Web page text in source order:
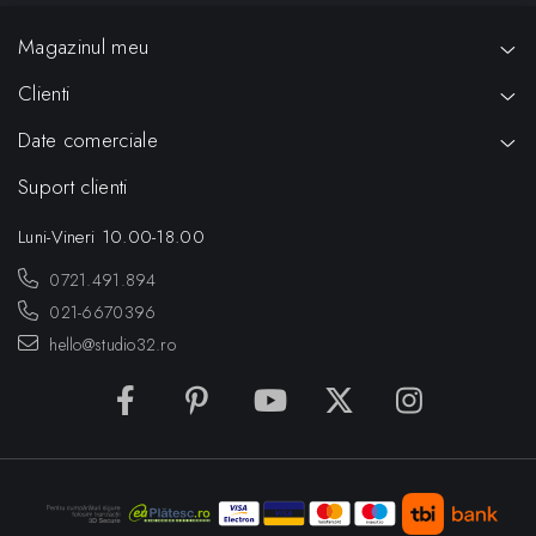
Magazinul meu
Clienti
Date comerciale
Suport clienti
Luni-Vineri 10.00-18.00
0721.491.894
021-6670396
hello@studio32.ro